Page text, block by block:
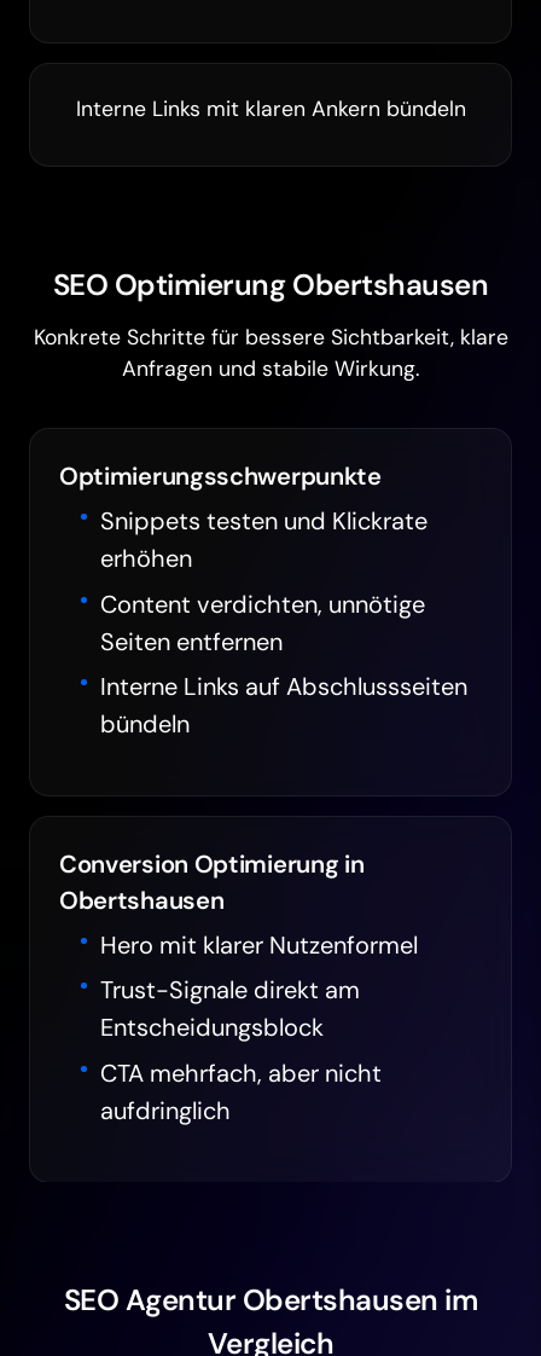
Interne Links mit klaren Ankern bündeln
SEO Optimierung Obertshausen
Konkrete Schritte für bessere Sichtbarkeit, klare
Anfragen und stabile Wirkung.
Optimierungsschwerpunkte
Snippets testen und Klickrate
erhöhen
Content verdichten, unnötige
Seiten entfernen
Interne Links auf Abschlussseiten
bündeln
Conversion Optimierung in
Obertshausen
Hero mit klarer Nutzenformel
Trust-Signale direkt am
Entscheidungsblock
CTA mehrfach, aber nicht
aufdringlich
SEO Agentur Obertshausen im
Vergleich